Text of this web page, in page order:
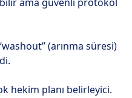
(arınma süresi)
hekim planı belirleyici.